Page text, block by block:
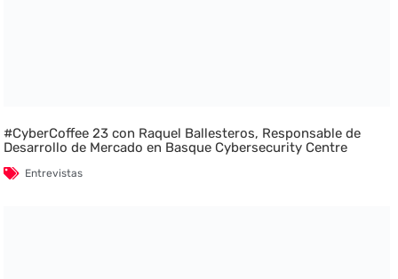
#CyberCoffee 23 con Raquel Ballesteros, Responsable de
Desarrollo de Mercado en Basque Cybersecurity Centre
Entrevistas